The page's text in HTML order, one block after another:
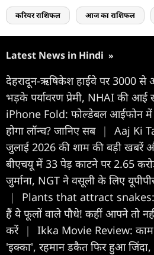
करियर राशिफल आज का राशिफल
Latest News in Hindi »
देहरादून-ऋषिकेश हाईवे पर 3000 से
भड़के पर्यावरण प्रेमी, NHAI की आई
iPhone Fold: फोल्डेबल आईफोन में
होगा लॉन्च? जानिए सब |
Aaj Ki
जुलाई 2026 की शाम की बड़ी खबरें
बीएचयू में 33 पेड़ काटने पर 2.65
जुर्माना, NGT ने वसूली के लिए
|
Plants that attract snakes:
हैं ये फूलों वाले पौधे! कहीं आपने तो
करें |
Ikka Movie Review:
'इक्का', रहमान डकैत फिर हुआ